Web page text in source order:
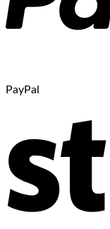
PayPal